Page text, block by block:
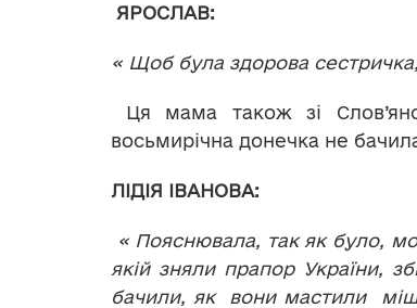
ЯРОСЛАВ:
« Щоб була здорова
Ця мама також зі
восьмирічна донечка не
ЛІДІЯ ІВАНОВА:
« Пояснювала, так як було,
якій зняли прапор України,
бачили, як вони мастили